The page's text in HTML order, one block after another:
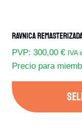
Ravnica
PVP: 300,00 € IVA
Precio para